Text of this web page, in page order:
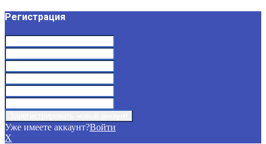
Регистрация
Уже имеете аккаунт?Войти
X